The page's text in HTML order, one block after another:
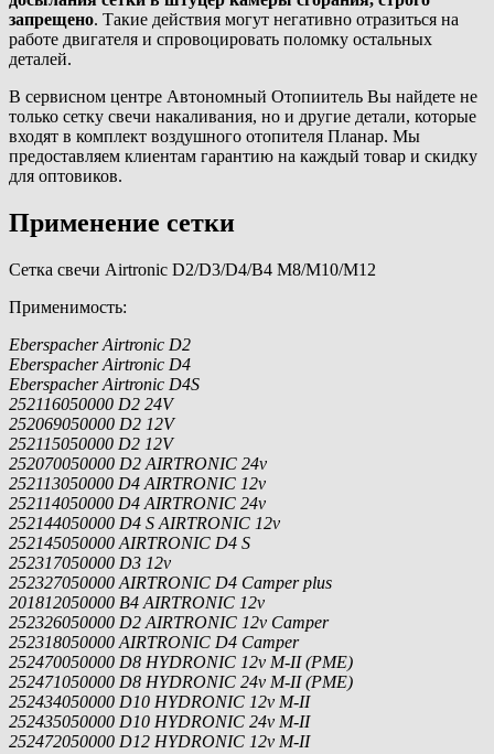
запрещено. Такие действия могут негативно отразиться на
работе двигателя и спровоцировать поломку остальных
деталей.
В сервисном центре Автономный Отопиитель Вы найдете не
только сетку свечи накаливания, но и другие детали, которые
входят в комплект воздушного отопителя Планар. Мы
предоставляем клиентам гарантию на каждый товар и скидку
для оптовиков.
Применение сетки
Сетка свечи Airtronic D2/D3/D4/B4 M8/M10/M12
Применимость:
Eberspacher Airtronic D2
Eberspacher Airtronic D4
Eberspacher Airtronic D4S
252116050000 D2 24V
252069050000 D2 12V
252115050000 D2 12V
252070050000 D2 AIRTRONIC 24v
252113050000 D4 AIRTRONIC 12v
252114050000 D4 AIRTRONIC 24v
252144050000 D4 S AIRTRONIC 12v
252145050000 AIRTRONIC D4 S
252317050000 D3 12v
252327050000 AIRTRONIC D4 Camper plus
201812050000 B4 AIRTRONIC 12v
252326050000 D2 AIRTRONIC 12v Camper
252318050000 AIRTRONIC D4 Camper
252470050000 D8 HYDRONIC 12v M-II (PME)
252471050000 D8 HYDRONIC 24v M-II (PME)
252434050000 D10 HYDRONIC 12v M-II
252435050000 D10 HYDRONIC 24v M-II
252472050000 D12 HYDRONIC 12v M-II